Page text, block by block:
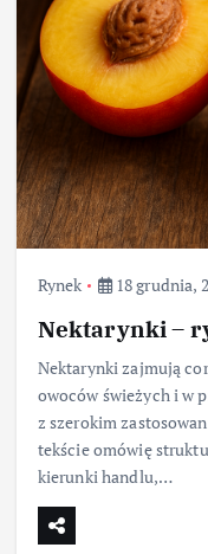
Rynek 18 grudnia,
Nektarynki –
Nektarynki zajmują
owoców świeżych i w
z szerokim
tekście omówię
kierunki handlu,…